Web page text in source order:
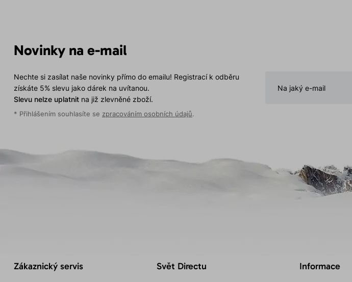
Novinky na e-mail
Nechte si zasílat naše novinky přímo do emailu! Registrací k odběru
získáte 5% slevu jako dárek na uvítanou.
Slevu nelze uplatnitna již zlevněné zboží.
* Přihlášením souhlasíte se zpracováním osobních údajů.
Zákaznický servis Svět Directu Informace